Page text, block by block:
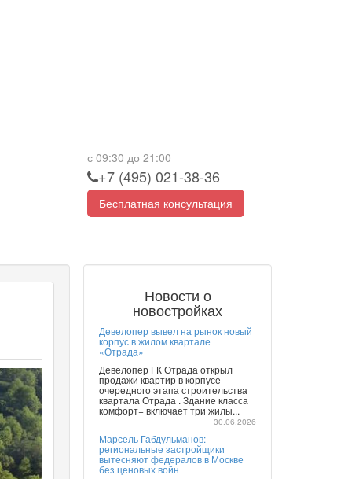
с 09:30 до 21:00
+7 (495) 021-38-36
Бесплатная консультация
Новости о
новостройках
Девелопер вывел на рынок новый
корпус в жилом квартале
«Отрада»
Девелопер ГК Отрада открыл
продажи квартир в корпусе
очередного этапа строительства
квартала Отрада . Здание класса
комфорт+ включает три жилы...
30.06.2026
Марсель Габдульманов:
региональные застройщики
вытесняют федералов в Москве
без ценовых войн